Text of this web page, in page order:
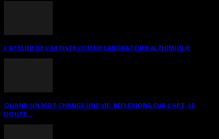
L’ATELIER DE L’ARTISTE COMME LABORATOIRE ALCHIMIQUE
QUAND UN MOT CHANGE UNE VIE: RÉFLEXIONS SUR L’ART, LE
DOUTE...